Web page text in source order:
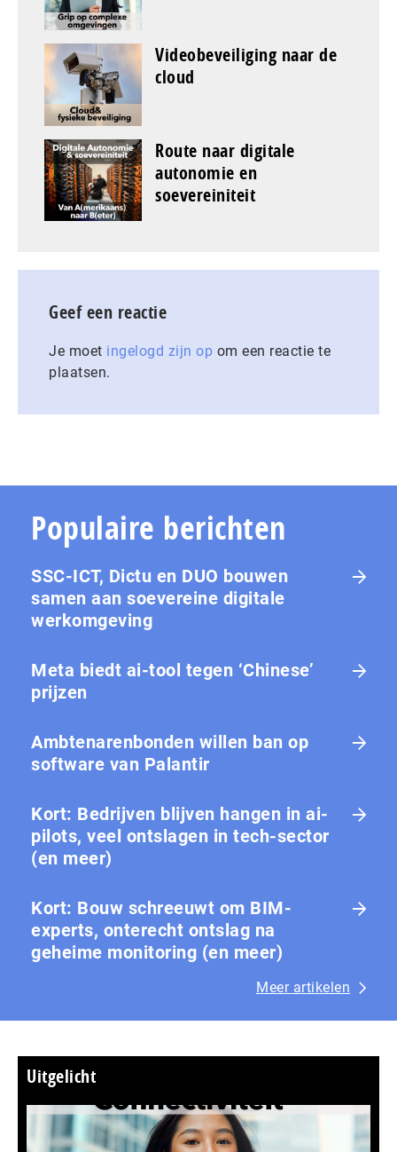
Videobeveiliging naar de
cloud
Route naar digitale
autonomie en
soevereiniteit
Geef een reactie
Je moet ingelogd zijn op om een reactie te
plaatsen.
Populaire berichten
SSC-ICT, Dictu en DUO bouwen
samen aan soevereine digitale
werkomgeving
Meta biedt ai-tool tegen ‘Chinese’
prijzen
Ambtenarenbonden willen ban op
software van Palantir
Kort: Bedrijven blijven hangen in ai-
pilots, veel ontslagen in tech-sector
(en meer)
Kort: Bouw schreeuwt om BIM-
experts, onterecht ontslag na
geheime monitoring (en meer)
Meer artikelen
Uitgelicht